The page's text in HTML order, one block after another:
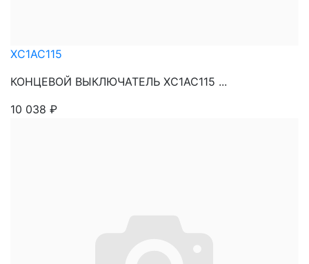
XC1AC115
КОНЦЕВОЙ ВЫКЛЮЧАТЕЛЬ XC1AC115 ...
10 038 ₽